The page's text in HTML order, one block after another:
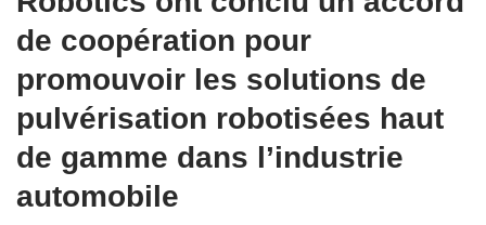
de coopération pour
promouvoir les solutions de
pulvérisation robotisées haut
de gamme dans l’industrie
automobile